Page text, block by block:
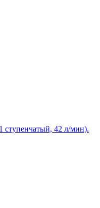
ступенчатый, 42 л/мин).